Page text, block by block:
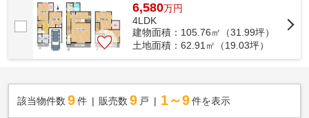
6,580万円
4LDK
建物面積：105.76㎡（31.99坪）
土地面積：62.91㎡（19.03坪）
該当物件数 9件 販売数 9 戸 1～9 件を表示